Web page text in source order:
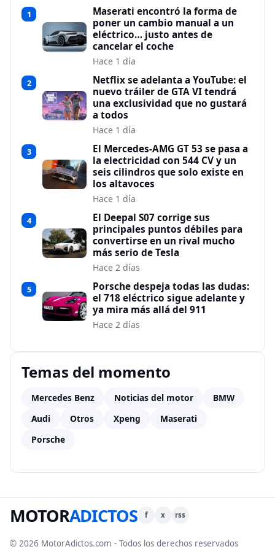
1
Maserati encontró la forma de
poner un cambio manual a un
eléctrico… justo antes de
cancelar el coche
Hace 1 día
2
Netflix se adelanta a YouTube: el
nuevo tráiler de GTA VI tendrá
una exclusividad que no gustará
a todos
Hace 1 día
3
El Mercedes-AMG GT 53 se pasa a
la electricidad con 544 CV y un
seis cilindros que solo existe en
los altavoces
Hace 1 día
4
El Deepal S07 corrige sus
principales puntos débiles para
convertirse en un rival mucho
más serio de Tesla
Hace 2 días
5
Porsche despeja todas las dudas:
el 718 eléctrico sigue adelante y
ya mira más allá del 911
Hace 2 días
Temas del momento
Mercedes Benz Noticias del motor
BMW
Audi
Otros Xpeng
Maserati
Porsche
MOTORADICTOS f x rss
© 2026 MotorAdictos.com - Todos los derechos reservados